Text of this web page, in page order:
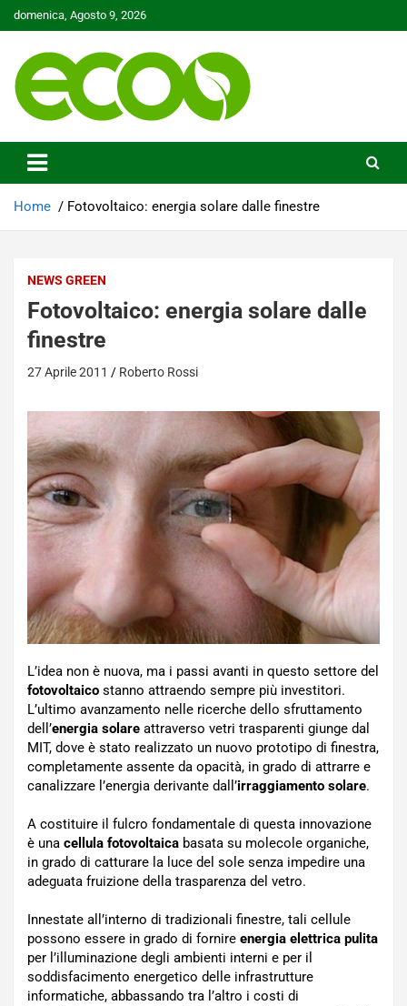
Skip
to
domenica, Agosto 9, 2026
Ecoo.it
Home Fotovoltaico: energia solare dalle finestre
NEWS GREEN
Fotovoltaico: energia solare dalle
finestre
27 Aprile 2011 Roberto Rossi
L’idea non è nuova, ma i passi avanti in questo settore del
fotovoltaico stanno attraendo sempre più investitori.
L’ultimo avanzamento nelle ricerche dello sfruttamento
dell’energia solare attraverso vetri trasparenti giunge dal
MIT, dove è stato realizzato un nuovo prototipo di finestra,
completamente assente da opacità, in grado di attrarre e
canalizzare l’energia derivante dall’irraggiamento solare.
A costituire il fulcro fondamentale di questa innovazione
è una cellula fotovoltaica basata su molecole organiche,
in grado di catturare la luce del sole senza impedire una
adeguata fruizione della trasparenza del vetro.
Innestate all’interno di tradizionali finestre, tali cellule
possono essere in grado di fornire energia elettrica pulita
per l’illuminazione degli ambienti interni e per il
soddisfacimento energetico delle infrastrutture
informatiche, abbassando tra l’altro i costi di